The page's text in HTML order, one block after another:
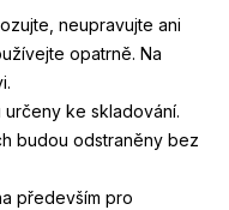
neupravujte ani
opatrně. Na
určeny ke skladování.
budou odstraněny bez
především pro